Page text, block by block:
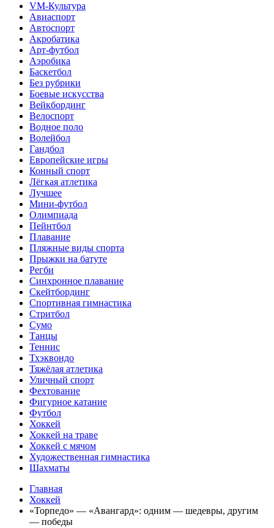
VM-Культура
Авиаспорт
Автоспорт
Акробатика
Арт-футбол
Аэробика
Баскетбол
Без рубрики
Боевые искусства
Вейкбординг
Велоспорт
Водное поло
Волейбол
Гандбол
Европейские игры
Конный спорт
Лёгкая атлетика
Лучшее
Мини-футбол
Олимпиада
Пейнтбол
Плавание
Пляжные виды спорта
Прыжки на батуте
Регби
Синхронное плавание
Скейтбординг
Спортивная гимнастика
Стритбол
Сумо
Танцы
Теннис
Тхэквондо
Тяжёлая атлетика
Уличный спорт
Фехтование
Фигурное катание
Футбол
Хоккей
Хоккей на траве
Хоккей с мячом
Художественная гимнастика
Шахматы
Главная
Хоккей
«Торпедо» — «Авангард»: одним — шедевры, другим
— победы